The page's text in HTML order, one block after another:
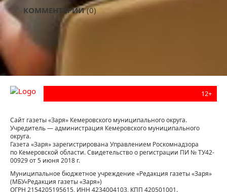
КОММЕНТАРИИ (0)
12+
Сайт газеты «Заря» Кемеровского муниципального округа.
Учредитель — администрация Кемеровского муниципального
округа.
Газета «Заря» зарегистрирована Управлением Роскомнадзора
по Кемеровской области. Свидетельство о регистрации ПИ № ТУ42-
00929 от 5 июня 2018 г.
Муниципальное бюджетное учреждение «Редакция газеты «Заря»
(МБУ«Редакция газеты «Заря»)
ОГРН 2154205195615, ИНН 4234004103, КПП 420501001.